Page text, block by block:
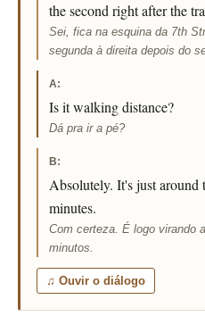
the second right after the
Sei, fica na esquina da 7th
segunda à direita depois do
A:
Is it walking distance?
Dá pra ir a pé?
B:
Absolutely. It's just
minutes.
Com certeza. É logo virando
minutos.
♫ Ouvir o diálogo